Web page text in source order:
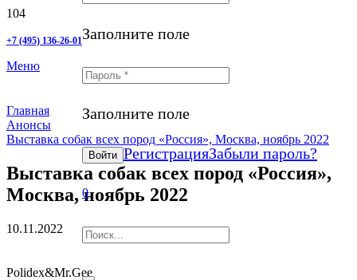
+7 (495) 136-26-01Заполните поле
Заполните поле
Войти РегистрацияЗабыли пароль?
0
Меню
Главная
Анонсы
Выставка собак всех пород «Россия», Москва, ноябрь 2022
Выставка собак всех пород «Россия»,
Москва, ноябрь 2022
10.11.2022
Polidex&Mr.Gee